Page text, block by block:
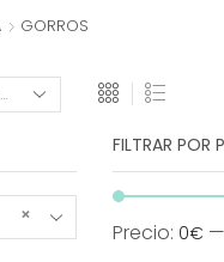
GORROS
×
FILTRAR POR
Precio: 0€ —